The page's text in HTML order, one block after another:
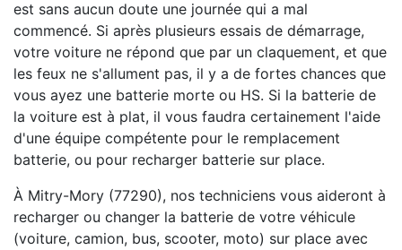
est sans aucun doute une journée qui a mal
commencé. Si après plusieurs essais de démarrage,
votre voiture ne répond que par un claquement, et que
les feux ne s'allument pas, il y a de fortes chances que
vous ayez une batterie morte ou HS. Si la batterie de
la voiture est à plat, il vous faudra certainement l'aide
d'une équipe compétente pour le remplacement
batterie, ou pour recharger batterie sur place.
À Mitry-Mory (77290), nos techniciens vous aideront à
recharger ou changer la batterie de votre véhicule
(voiture, camion, bus, scooter, moto) sur place avec